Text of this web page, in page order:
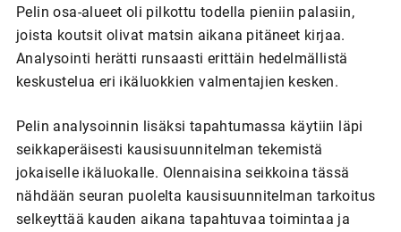
Pelin osa-alueet oli pilkottu todella pieniin palasiin,
joista koutsit olivat matsin aikana pitäneet kirjaa.
Analysointi herätti runsaasti erittäin hedelmällistä
keskustelua eri ikäluokkien valmentajien kesken.
Pelin analysoinnin lisäksi tapahtumassa käytiin läpi
seikkaperäisesti kausisuunnitelman tekemistä
jokaiselle ikäluokalle. Olennaisina seikkoina tässä
nähdään seuran puolelta kausisuunnitelman tarkoitus
selkeyttää kauden aikana tapahtuvaa toimintaa ja